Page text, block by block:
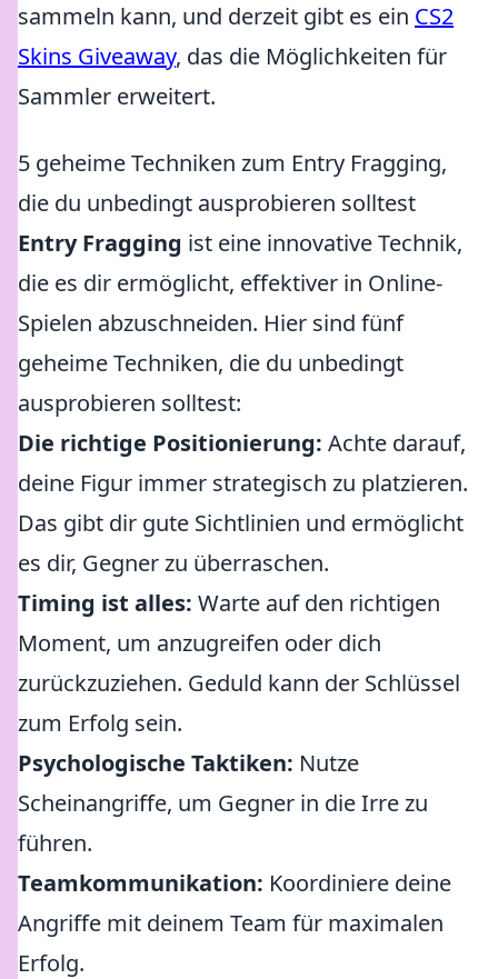
sammeln kann, und derzeit gibt es ein CS2
Skins Giveaway, das die Möglichkeiten für
Sammler erweitert.
5 geheime Techniken zum Entry Fragging,
die du unbedingt ausprobieren solltest
Entry Fragging ist eine innovative Technik,
die es dir ermöglicht, effektiver in Online-
Spielen abzuschneiden. Hier sind fünf
geheime Techniken, die du unbedingt
ausprobieren solltest:
Die richtige Positionierung: Achte darauf,
deine Figur immer strategisch zu platzieren.
Das gibt dir gute Sichtlinien und ermöglicht
es dir, Gegner zu überraschen.
Timing ist alles: Warte auf den richtigen
Moment, um anzugreifen oder dich
zurückzuziehen. Geduld kann der Schlüssel
zum Erfolg sein.
Psychologische Taktiken: Nutze
Scheinangriffe, um Gegner in die Irre zu
führen.
Teamkommunikation: Koordiniere deine
Angriffe mit deinem Team für maximalen
Erfolg.